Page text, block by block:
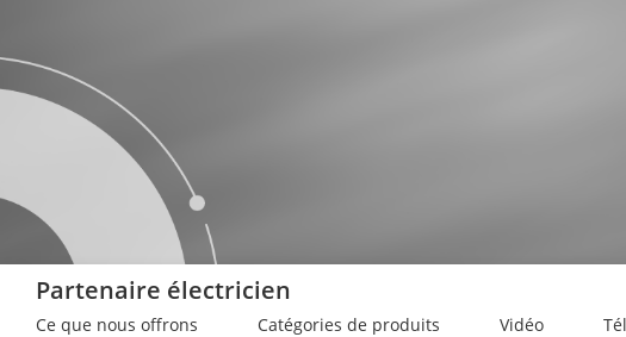
Partenaire électricien
Ce que nous offrons Catégories de produits Vidéo